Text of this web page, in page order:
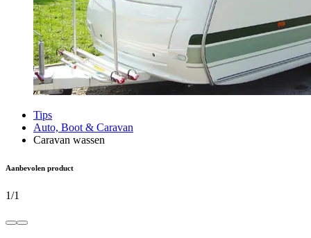
Tips
Auto, Boot & Caravan
Caravan wassen
Aanbevolen product
1/1